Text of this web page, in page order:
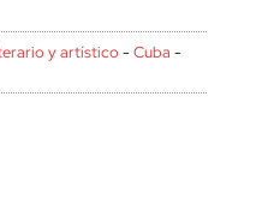
y artístico -Cuba -